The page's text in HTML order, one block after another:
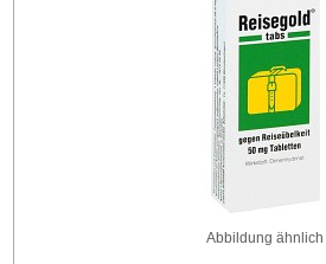
Abbildung ähnlich